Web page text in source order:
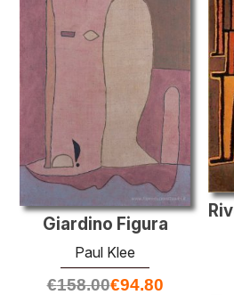
Giardino Figura
Paul Klee
€158.00€94.80